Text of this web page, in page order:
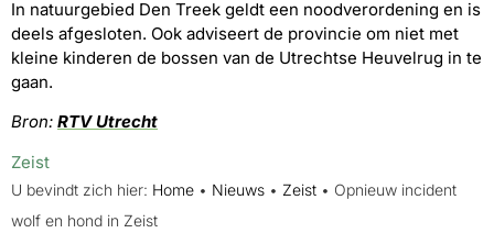
In natuurgebied Den Treek geldt een noodverordening en is
deels afgesloten. Ook adviseert de provincie om niet met
kleine kinderen de bossen van de Utrechtse Heuvelrug in te
gaan.
Bron: RTV Utrecht
Zeist
U bevindt zich hier: Home • Nieuws • Zeist • Opnieuw incident
wolf en hond in Zeist